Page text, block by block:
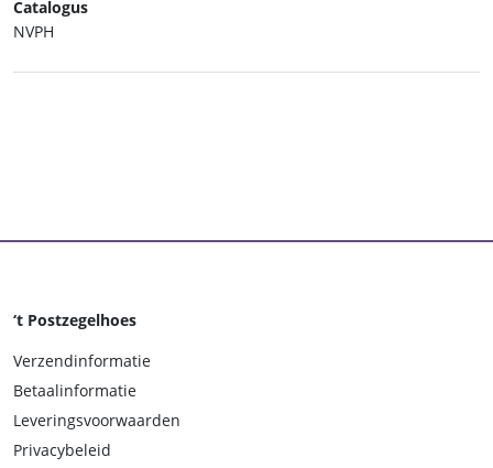
Catalogus
NVPH
‘t Postzegelhoes
Verzendinformatie
Betaalinformatie
Leveringsvoorwaarden
Privacybeleid